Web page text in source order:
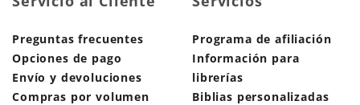
Preguntas frecuentes
Opciones de pago
Envío y devoluciones
Compras por volumen
Programa de afiliación
Información para
librerías
Biblias personalizadas